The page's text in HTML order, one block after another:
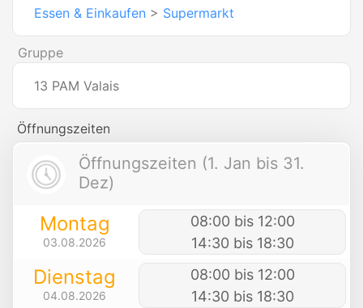
Essen & Einkaufen > Supermarkt
Gruppe
13 PAM Valais
Öffnungszeiten
Öffnungszeiten (1. Jan bis 31.
Dez)
Montag
03.08.2026
08:00 bis 12:00
14:30 bis 18:30
Dienstag
04.08.2026
08:00 bis 12:00
14:30 bis 18:30